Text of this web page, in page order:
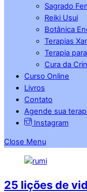
Sagrado
Reiki Usui
Botânica
Terapias
Terapia
Cura da
Curso Online
Livros
Contato
Agende sua
Instagram
Close Menu
25 lições de